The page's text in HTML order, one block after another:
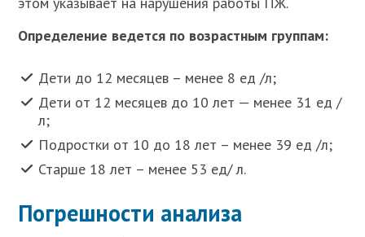
Определение ведется по возрастным группам:
Дети до 12 месяцев – менее 8 ед /л;
Дети от 12 месяцев до 10 лет — менее 31 ед /
л;
Подростки от 10 до 18 лет – менее 39 ед /л;
Старше 18 лет – менее 53 ед/ л.
Погрешности анализа